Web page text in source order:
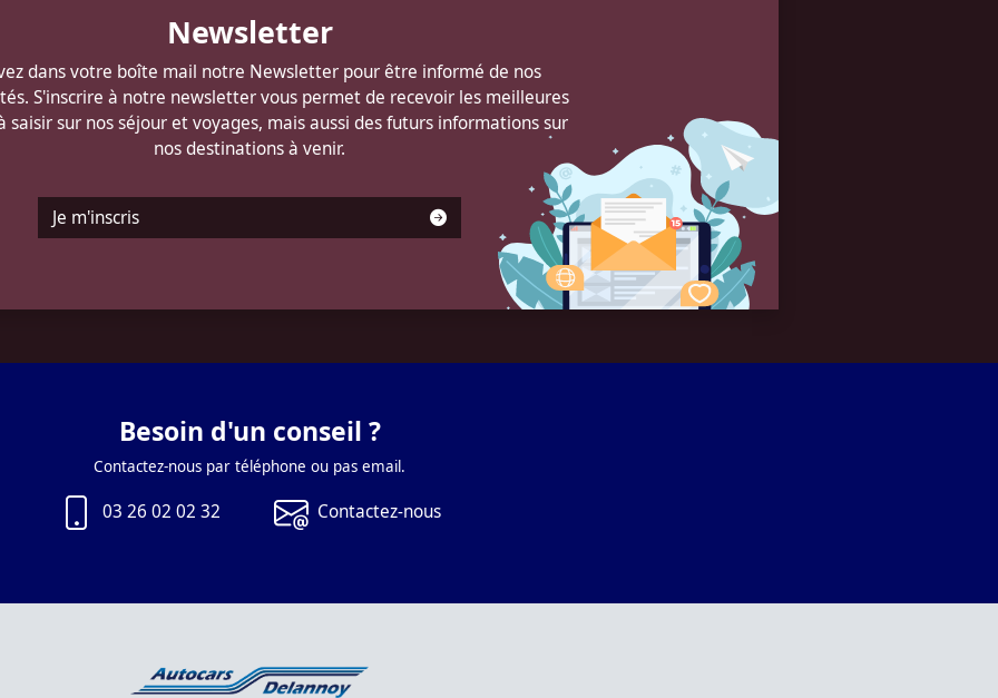
Newsletter
dans votre boîte mail notre Newsletter pour être informé de nos
S'inscrire à notre newsletter vous permet de recevoir les meilleures
saisir sur nos séjour et voyages, mais aussi des futurs informations sur
nos destinations à venir.
Je m'inscris
Besoin d'un conseil ?
Contactez-nous par téléphone ou pas email.
03 26 02 02 32 Contactez-nous